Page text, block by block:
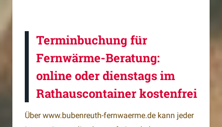
Terminbuchung für
Fernwärme-Beratung:
online oder dienstags im
Rathauscontainer kostenfrei
Über www.bubenreuth-fernwaerme.de kann jeder